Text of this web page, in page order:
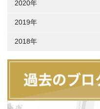
2020年
2019年
2018年